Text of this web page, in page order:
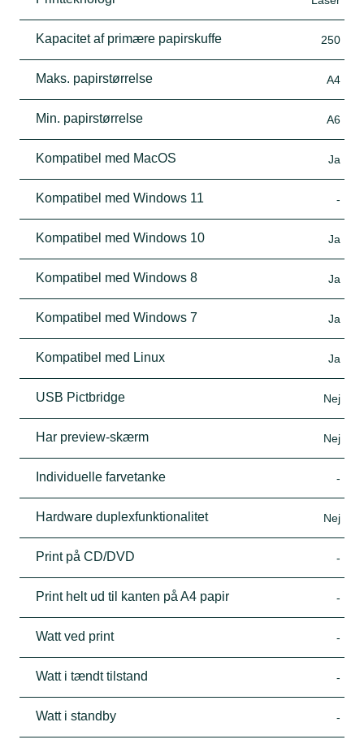
Kapacitet af primære papirskuffe 250
Maks. papirstørrelse A4
Min. papirstørrelse A6
Kompatibel med MacOS Ja
Kompatibel med Windows 11 -
Kompatibel med Windows 10 Ja
Kompatibel med Windows 8 Ja
Kompatibel med Windows 7 Ja
Kompatibel med Linux Ja
USB Pictbridge Nej
Har preview-skærm Nej
Individuelle farvetanke -
Hardware duplexfunktionalitet Nej
Print på CD/DVD -
Print helt ud til kanten på A4 papir -
Watt ved print -
Watt i tændt tilstand -
Watt i standby -